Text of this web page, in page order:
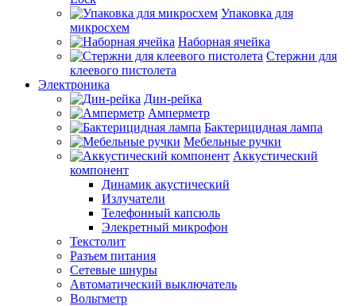
Упаковка для
микросхем
Наборная ячейка
Стержни для
клеевого пистолета
Электроника
Дин-рейка
Амперметр
Бактерицидная лампа
Мебельные ручки
Аккустический
компонент
Динамик акустический
Излучатели
Телефонный капсюль
Элекретный микрофон
Текстолит
Разъем питания
Сетевые шнуры
Автоматический выключатель
Вольтметр